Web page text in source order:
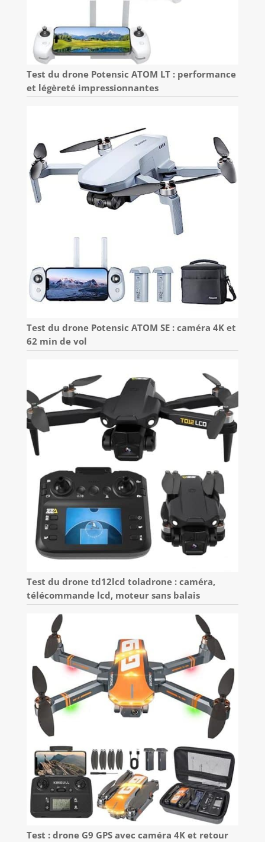
Test du drone Potensic ATOM LT : performance
et légèreté impressionnantes
Test du drone Potensic ATOM SE : caméra 4K et
62 min de vol
Test du drone td12lcd toladrone : caméra,
télécommande lcd, moteur sans balais
Test : drone G9 GPS avec caméra 4K et retour